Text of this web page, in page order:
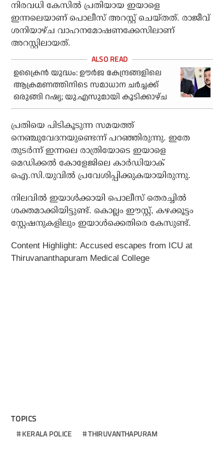
നിരവധി കേസിൽ പ്രതിയായ ഇയാളെ
ഇന്നലെയാണ് പൊലീസ് അറസ്റ്റ് ചെയ്‌തത്. രാജീവ്
ശനിയാഴ്ച വാഹനമോഷണക്കേസിലാണ്
അറസ്റ്റിലായത്.
ഉക്രൈന്‍ യുദ്ധം: ഊര്‍ജ കേന്ദ്രങ്ങളിലെ
ആക്രമണത്തിനിടെ സമാധാന ചര്‍ച്ചക്ക്
ഒരുങ്ങി റഷ്യ; യു.എസുമായി കൂടിക്കാഴ്ച
പ്രതിയെ പിടികൂടുന്ന സമയത്ത്
നെഞ്ചുവേദനയുണ്ടെന്ന് പറഞ്ഞിരുന്നു. ഇതേ
തുടര്‍ന്ന് ഇന്നലെ രാത്രിയോടെ ഇയാളെ
മെഡിക്കല്‍ കോളേജിലെ കാര്‍ഡിയാക്
ഐ.സി.യുവില്‍ പ്രവേശിപ്പിക്കുകയായിരുന്നു.
നിലവില്‍ ഇയാള്‍ക്കായി പൊലീസ് തെരച്ചില്‍
ശക്തമാക്കിയിട്ടുണ്ട്. കൊല്ലം ഈസ്റ്റ്, കഴക്കൂട്ടം
സ്റ്റേഷനുകളിലും ഇയാള്‍ക്കെതിരെ കേസുണ്ട്.
Content Highlight: Accused escapes from ICU at
Thiruvananthapuram Medical College
TOPICS
KERALA POLICE THIRUVANTHAPURAM